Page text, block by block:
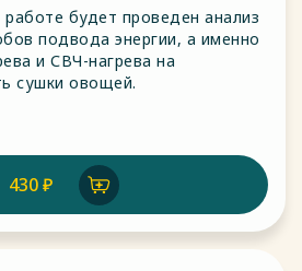
будет проведен анализ
подвода энергии, а именно
на
сушки овощей.
430 ₽